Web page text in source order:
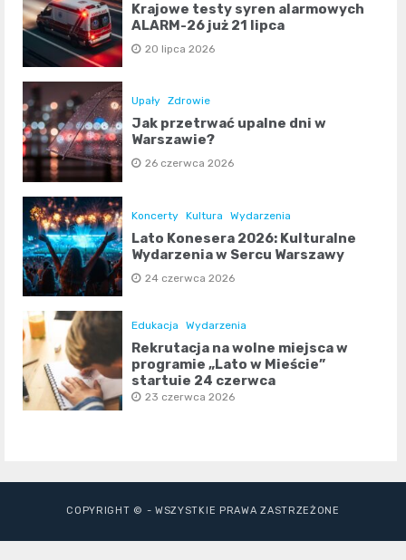
Krajowe testy syren alarmowych
ALARM-26 już 21 lipca
20 lipca 2026
Upały Zdrowie
Jak przetrwać upalne dni w
Warszawie?
26 czerwca 2026
Koncerty Kultura Wydarzenia
Lato Konesera 2026: Kulturalne
Wydarzenia w Sercu Warszawy
24 czerwca 2026
Edukacja Wydarzenia
Rekrutacja na wolne miejsca w
programie „Lato w Mieście”
startuje 24 czerwca
23 czerwca 2026
COPYRIGHT © - WSZYSTKIE PRAWA ZASTRZEŻONE